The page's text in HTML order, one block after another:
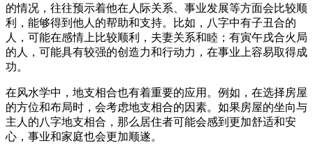
的情况，往往预示着他在人际关系、事业发展等方面会比较顺
利，能够得到他人的帮助和支持。比如，八字中有子丑合的
人，可能在感情上比较顺利，夫妻关系和睦；有寅午戌合火局
的人，可能具有较强的创造力和行动力，在事业上容易取得成
功。
在风水学中，地支相合也有着重要的应用。例如，在选择房屋
的方位和布局时，会考虑地支相合的因素。如果房屋的坐向与
主人的八字地支相合，那么居住者可能会感到更加舒适和安
心，事业和家庭也会更加顺遂。